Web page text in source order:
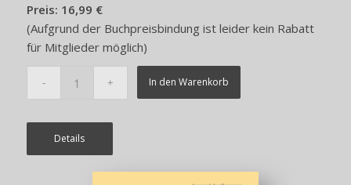
Preis: 16,99 €
(Aufgrund der Buchpreisbindung ist leider kein Rabatt
für Mitglieder möglich)
In den Warenkorb
Details